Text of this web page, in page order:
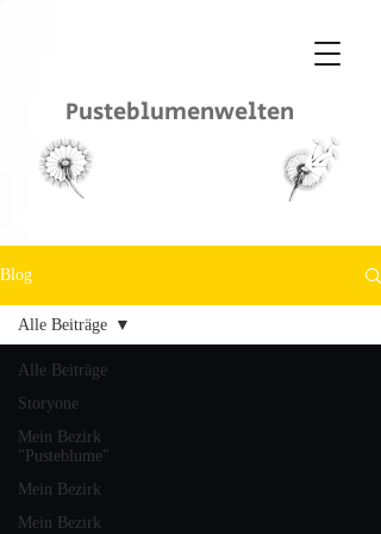
Pusteblumenwelten
Blog
Alle Beiträge
Storyone
Mein Bezirk
"Pusteblume"
Mein Bezirk
Mein Bezirk
Alle Beiträge